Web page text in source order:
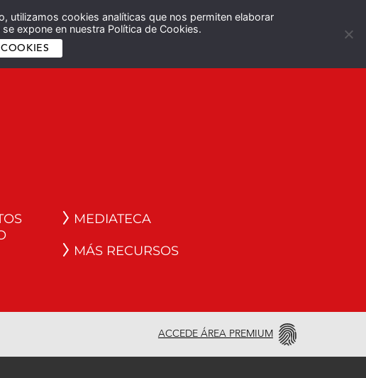
utilizamos cookies analíticas que nos permiten elaborar
expone en nuestra Política de Cookies.
Español English
MEDIATECA
MÁS RECURSOS
ACCEDE ÁREA PREMIUM